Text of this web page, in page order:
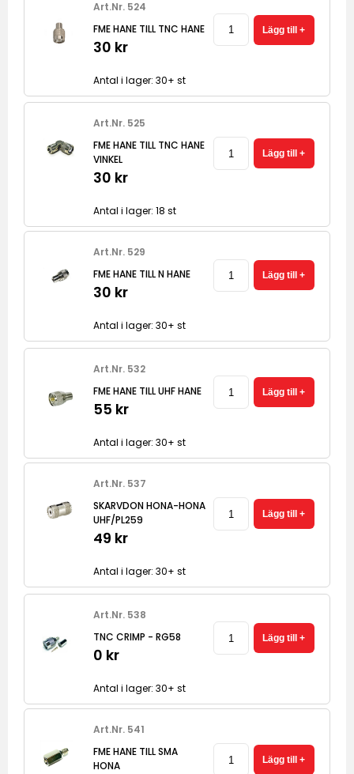
Art.Nr. 524
FME HANE TILL TNC HANE
30 kr
Antal i lager: 30+ st
Art.Nr. 525
FME HANE TILL TNC HANE
VINKEL
30 kr
Antal i lager: 18 st
Art.Nr. 529
FME HANE TILL N HANE
30 kr
Antal i lager: 30+ st
Art.Nr. 532
FME HANE TILL UHF HANE
55 kr
Antal i lager: 30+ st
Art.Nr. 537
SKARVDON HONA-HONA
UHF/PL259
49 kr
Antal i lager: 30+ st
Art.Nr. 538
TNC CRIMP - RG58
0 kr
Antal i lager: 30+ st
Art.Nr. 541
FME HANE TILL SMA
HONA